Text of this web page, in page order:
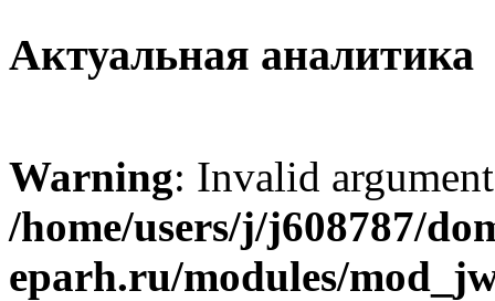
Актуальная аналитика
Warning: Invalid
/home/users/j/j608787/
eparh.ru/modules/